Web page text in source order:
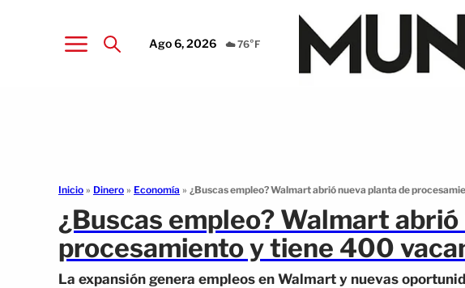
Ago 6, 2026 ☁️ 76°F
Inicio » Dinero » Economía » ¿Buscas empleo? Walmart abrió nueva planta de
¿Buscas empleo? Walmart abrió
procesamiento y tiene 400
La expansión genera empleos en Walmart y nuevas